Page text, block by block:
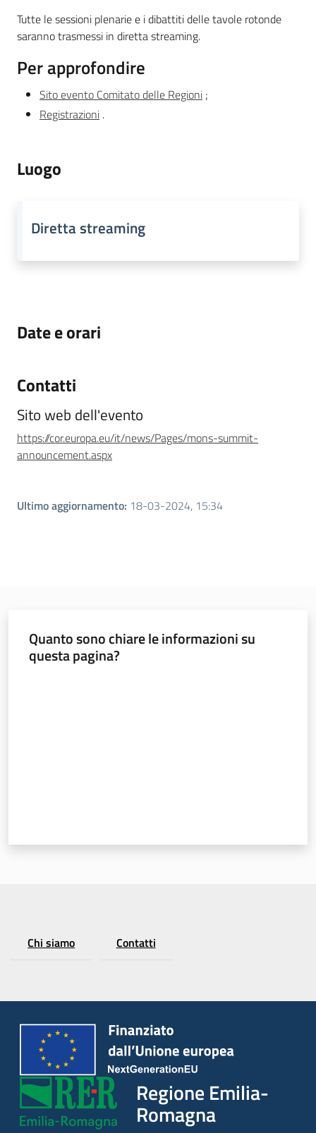
Regione
Leggi Atti Bandi
Tutte le sessioni plenarie e i dibattiti delle tavole rotonde
saranno trasmessi in diretta streaming.
Per approfondire
Sito evento Comitato delle Regioni ;
Registrazioni .
Luogo
Diretta streaming
Date e orari
Contatti
Sito web dell'evento
https://cor.europa.eu/it/news/Pages/mons-summit-
announcement.aspx
Ultimo aggiornamento: 18-03-2024, 15:34
Quanto sono chiare le informazioni su
questa pagina?
Chi siamo Contatti
Regione Emilia-
Romagna